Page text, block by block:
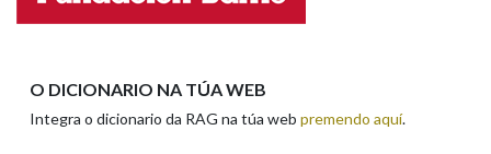
O DICIONARIO NA TÚA WEB
Integra o dicionario da RAG na túa web premendo aquí.